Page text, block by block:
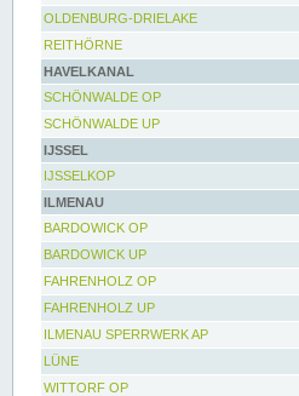
OLDENBURG-DRIELAKE
REITHÖRNE
HAVELKANAL
SCHÖNWALDE OP
SCHÖNWALDE UP
IJSSEL
IJSSELKOP
ILMENAU
BARDOWICK OP
BARDOWICK UP
FAHRENHOLZ OP
FAHRENHOLZ UP
ILMENAU SPERRWERK AP
LÜNE
WITTORF OP